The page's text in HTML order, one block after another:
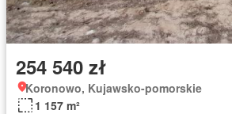
254 540 zł
Koronowo, Kujawsko-pomorskie
1 157 m²